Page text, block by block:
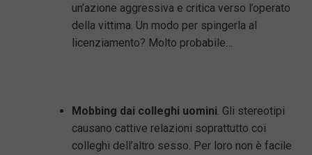
un’azione aggressiva e critica verso l’operato
della vittima. Un modo per spingerla al
licenziamento? Molto probabile…
Mobbing dai colleghi uomini. Gli stereotipi
causano cattive relazioni soprattutto coi
colleghi dell’altro sesso. Per loro non è facile